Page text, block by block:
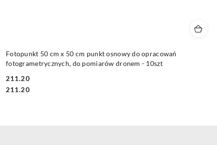
Fotopunkt 50 cm x 50 cm punkt osnowy do opracowań
fotogrametrycznych, do pomiarów dronem - 10szt
Cena:
211.20
Cena:
211.20